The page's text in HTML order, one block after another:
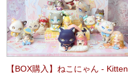
【BOX購入】ねこにゃん - Kitten